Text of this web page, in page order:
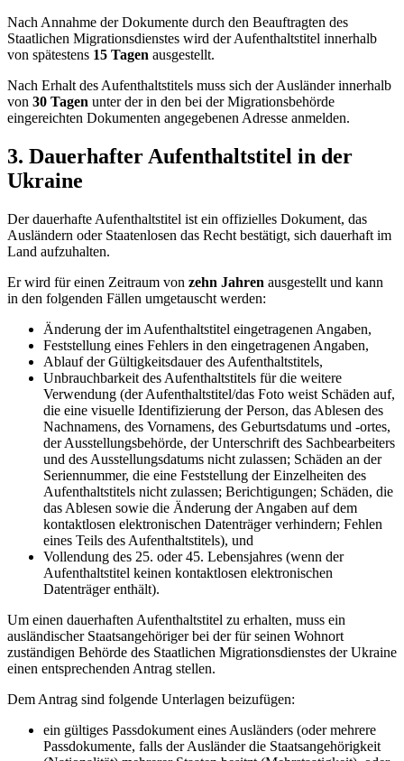
Nach Annahme der Dokumente durch den Beauftragten des
Staatlichen Migrationsdienstes wird der Aufenthaltstitel innerhalb
von spätestens 15 Tagen ausgestellt.
Nach Erhalt des Aufenthaltstitels muss sich der Ausländer innerhalb
von 30 Tagen unter der in den bei der Migrationsbehörde
eingereichten Dokumenten angegebenen Adresse anmelden.
3. Dauerhafter Aufenthaltstitel in der
Ukraine
Der dauerhafte Aufenthaltstitel ist ein offizielles Dokument, das
Ausländern oder Staatenlosen das Recht bestätigt, sich dauerhaft im
Land aufzuhalten.
Er wird für einen Zeitraum von zehn Jahren ausgestellt und kann
in den folgenden Fällen umgetauscht werden:
Änderung der im Aufenthaltstitel eingetragenen Angaben,
Feststellung eines Fehlers in den eingetragenen Angaben,
Ablauf der Gültigkeitsdauer des Aufenthaltstitels,
Unbrauchbarkeit des Aufenthaltstitels für die weitere
Verwendung (der Aufenthaltstitel/das Foto weist Schäden auf,
die eine visuelle Identifizierung der Person, das Ablesen des
Nachnamens, des Vornamens, des Geburtsdatums und -ortes,
der Ausstellungsbehörde, der Unterschrift des Sachbearbeiters
und des Ausstellungsdatums nicht zulassen; Schäden an der
Seriennummer, die eine Feststellung der Einzelheiten des
Aufenthaltstitels nicht zulassen; Berichtigungen; Schäden, die
das Ablesen sowie die Änderung der Angaben auf dem
kontaktlosen elektronischen Datenträger verhindern; Fehlen
eines Teils des Aufenthaltstitels), und
Vollendung des 25. oder 45. Lebensjahres (wenn der
Aufenthaltstitel keinen kontaktlosen elektronischen
Datenträger enthält).
Um einen dauerhaften Aufenthaltstitel zu erhalten, muss ein
ausländischer Staatsangehöriger bei der für seinen Wohnort
zuständigen Behörde des Staatlichen Migrationsdienstes der Ukraine
einen entsprechenden Antrag stellen.
Dem Antrag sind folgende Unterlagen beizufügen:
ein gültiges Passdokument eines Ausländers (oder mehrere
Passdokumente, falls der Ausländer die Staatsangehörigkeit